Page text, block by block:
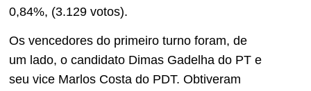
0,84%, (3.129 votos).
Os vencedores do primeiro turno foram, de
um lado, o candidato Dimas Gadelha do PT e
seu vice Marlos Costa do PDT. Obtiveram